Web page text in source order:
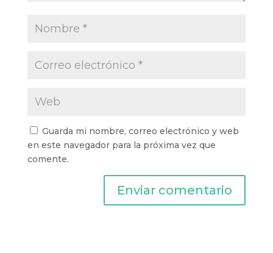
Guarda mi nombre, correo electrónico y web
en este navegador para la próxima vez que
comente.